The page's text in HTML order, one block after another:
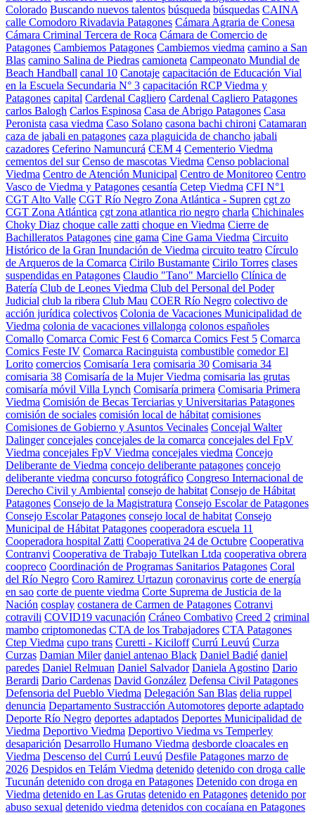
Colorado Buscando nuevos talentos búsqueda búsquedas CAINA
calle Comodoro Rivadavia Patagones Cámara Agraria de Conesa
Cámara Criminal Tercera de Roca Cámara de Comercio de
Patagones Cambiemos Patagones Cambiemos viedma camino a San
Blas camino Salina de Piedras camioneta Campeonato Mundial de
Beach Handball canal 10 Canotaje capacitación de Educación Vial
en la Escuela Secundaria N° 3 capacitación RCP Viedma y
Patagones capital Cardenal Cagliero Cardenal Cagliero Patagones
carlos Balogh Carlos Espinosa Casa de Abrigo Patagones Casa
Peronista casa viedma Caso Solano casona bachi chironi Catamaran
caza de jabali en patagones caza plaguicida de chancho jabali
cazadores Ceferino Namuncurá CEM 4 Cementerio Viedma
cementos del sur Censo de mascotas Viedma Censo poblacional
Viedma Centro de Atención Municipal Centro de Monitoreo Centro
Vasco de Viedma y Patagones cesantía Cetep Viedma CFI N°1
CGT Alto Valle CGT Río Negro Zona Atlántica - Supren cgt zo
CGT Zona Atlántica cgt zona atlantica rio negro charla Chichinales
Choky Diaz choque calle zatti choque en Viedma Cierre de
Bachilleratos Patagones cine gama Cine Gama Viedma Circuito
Histórico de la Gran Inundación de Viedma circuito teatro Círculo
de Arqueros de la Comarca Cirilo Bustamante Cirilo Torres clases
suspendidas en Patagones Claudio "Tano" Marciello Clínica de
Batería Club de Leones Viedma Club del Personal del Poder
Judicial club la ribera Club Mau COER Río Negro colectivo de
acción jurídica colectivos Colonia de Vacaciones Municipalidad de
Viedma colonia de vacaciones villalonga colonos españoles
Comallo Comarca Comic Fest 6 Comarca Comics Fest 5 Comarca
Comics Feste IV Comarca Racinguista combustible comedor El
Lorito comercios Comisaría 1era comisaria 30 Comisaria 34
comisaria 38 Comisaría de la Mujer Viedma comisaria las grutas
comisaría móvil Villa Lynch Comisaría primera Comisaria Primera
Viedma Comisión de Becas Terciarias y Universitarias Patagones
comisión de sociales comisión local de hábitat comisiones
Comisiones de Gobierno y Asuntos Vecinales Concejal Walter
Dalinger concejales concejales de la comarca concejales del FpV
Viedma concejales FpV Viedma concejales viedma Concejo
Deliberante de Viedma concejo deliberante patagones concejo
deliberante viedma concurso fotográfico Congreso Internacional de
Derecho Civil y Ambiental consejo de habitat Consejo de Hábitat
Patagones Consejo de la Magistratura Consejo Escolar de Patagones
Consejo Escolar Patagones consejo local de habitat Consejo
Municipal de Hábitat Patagones cooperadora escuela 11
Cooperadora hospital Zatti Cooperativa 24 de Octubre Cooperativa
Contranvi Cooperativa de Trabajo Tutelkan Ltda cooperativa obrera
coopreco Coordinación de Programas Sanitarios Patagones Coral
del Río Negro Coro Ramirez Urtazun coronavirus corte de energía
en sao corte de puente viedma Corte Suprema de Justicia de la
Nación cosplay costanera de Carmen de Patagones Cotranvi
cotravili COVID19 vacunación Cráneo Combativo Creed 2 criminal
mambo criptomonedas CTA de los Trabajadores CTA Patagones
Ctep Viedma cupo trans Curetti - Kiciloff Currú Leuvú Curza
Curzas Damian Miler daniel antenao Black Daniel Badié daniel
paredes Daniel Relmuan Daniel Salvador Daniela Agostino Dario
Berardi Dario Cardenas David González Defensa Civil Patagones
Defensoria del Pueblo Viedma Delegación San Blas delia ruppel
denuncia Departamento Sustracción Automotores deporte adaptado
Deporte Río Negro deportes adaptados Deportes Municipalidad de
Viedma Deportivo Viedma Deportivo Viedma vs Temperley
desaparición Desarrollo Humano Viedma desborde cloacales en
Viedma Descenso del Currú Leuvú Desfile Patagones marzo de
2026 Despidos en Telám Viedma detenido detenido con droga calle
Tucunán detenido con droga en Patagones Detenido con droga en
Viedma detenido en Las Grutas detenido en Patagones detenido por
abuso sexual detenido viedma detenidos con cocaíana en Patagones